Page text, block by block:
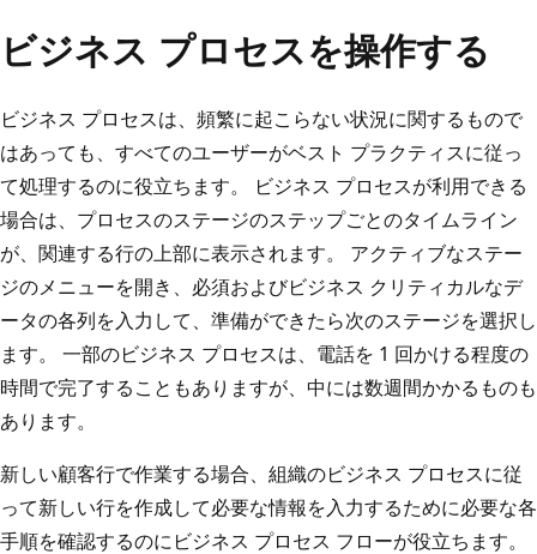
ビジネス プロセスを操作する
ビジネス プロセスは、頻繁に起こらない状況に関するもので
はあっても、すべてのユーザーがベスト プラクティスに従っ
て処理するのに役立ちます。 ビジネス プロセスが利用できる
場合は、プロセスのステージのステップごとのタイムライン
が、関連する行の上部に表示されます。 アクティブなステー
ジのメニューを開き、必須およびビジネス クリティカルなデ
ータの各列を入力して、準備ができたら次のステージを選択し
ます。 一部のビジネス プロセスは、電話を 1 回かける程度の
時間で完了することもありますが、中には数週間かかるものも
あります。
新しい顧客行で作業する場合、組織のビジネス プロセスに従
って新しい行を作成して必要な情報を入力するために必要な各
手順を確認するのにビジネス プロセス フローが役立ちます。